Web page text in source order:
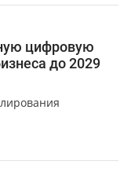
цифровую
до 2029